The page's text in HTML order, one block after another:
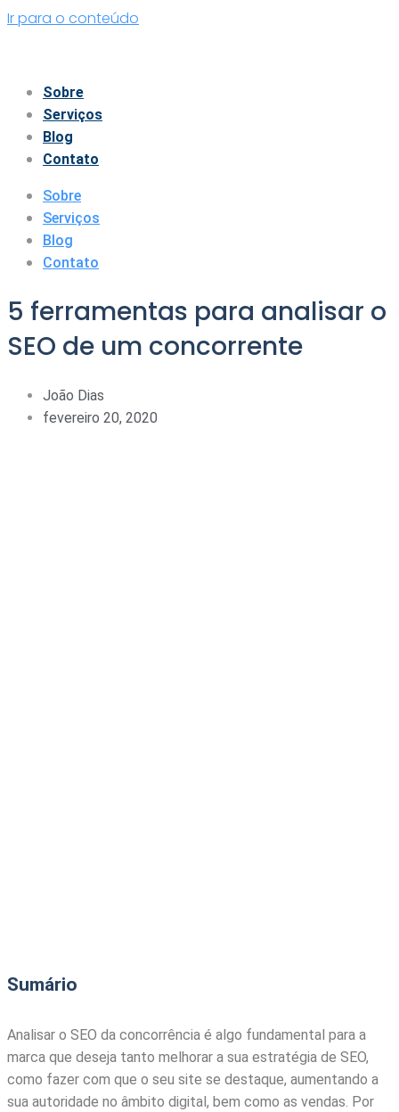
Ir para o conteúdo
Sobre
Serviços
Blog
Contato
Sobre
Serviços
Blog
Contato
5 ferramentas para analisar o
SEO de um concorrente
João Dias
fevereiro 20, 2020
Sumário
Analisar o SEO da concorrência é algo fundamental para a
marca que deseja tanto melhorar a sua estratégia de SEO,
como fazer com que o seu site se destaque, aumentando a
sua autoridade no âmbito digital, bem como as vendas. Por